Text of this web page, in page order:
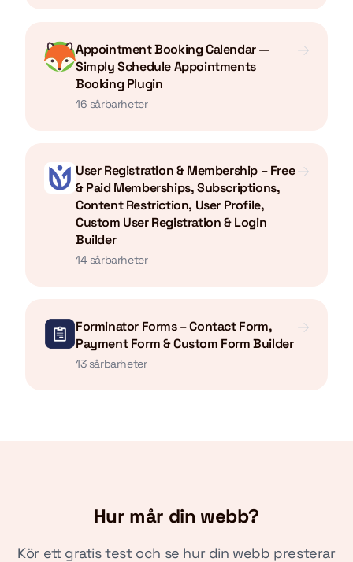
Appointment Booking Calendar —
Simply Schedule Appointments
Booking Plugin
16 sårbarheter
User Registration & Membership – Free
& Paid Memberships, Subscriptions,
Content Restriction, User Profile,
Custom User Registration & Login
Builder
14 sårbarheter
Forminator Forms – Contact Form,
Payment Form & Custom Form Builder
13 sårbarheter
Hur mår din webb?
Kör ett gratis test och se hur din webb presterar